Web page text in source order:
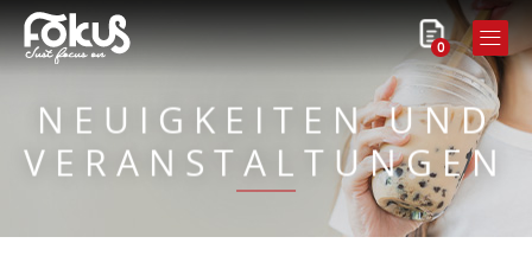
0
NEUIGKEITEN UND
VERANSTALTUNGEN